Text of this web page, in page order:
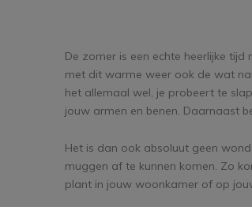
De zomer is een echte heerlijke
met dit warme weer ook de wat
het allemaal wel, je probeert te
jouw armen en benen. Daarnaast
Het is dan ook absoluut geen
muggen af te kunnen komen. Zo
plant in jouw woonkamer of op